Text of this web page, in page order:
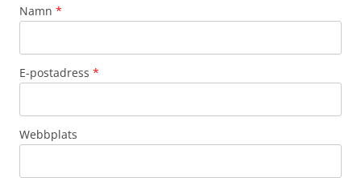
Namn *
E-postadress *
Webbplats